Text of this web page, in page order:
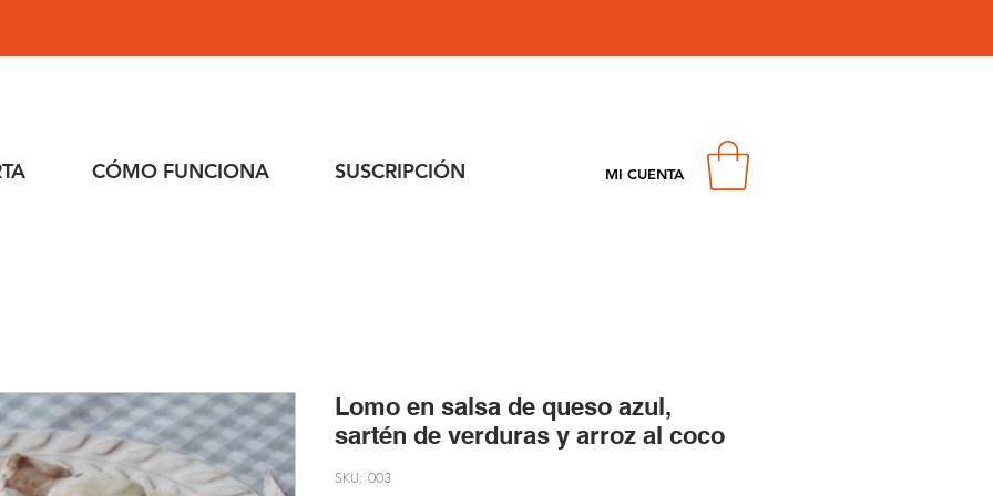
CÓMO FUNCIONA SUSCRIPCIÓN MI CUENTA
Lomo en salsa de queso azul,
sartén de verduras y arroz al coco
SKU: 003